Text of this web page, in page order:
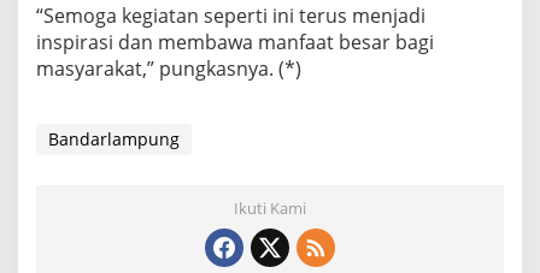
“Semoga kegiatan seperti ini terus menjadi
inspirasi dan membawa manfaat besar bagi
masyarakat,” pungkasnya. (*)
Bandarlampung
Ikuti Kami